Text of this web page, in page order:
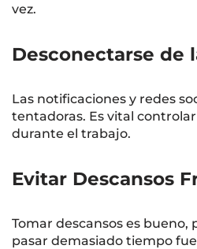
vez.
Desconectarse de
Las notificaciones y redes
tentadoras. Es vital
durante el trabajo.
Evitar Descansos
Tomar descansos es bueno,
pasar demasiado tiempo